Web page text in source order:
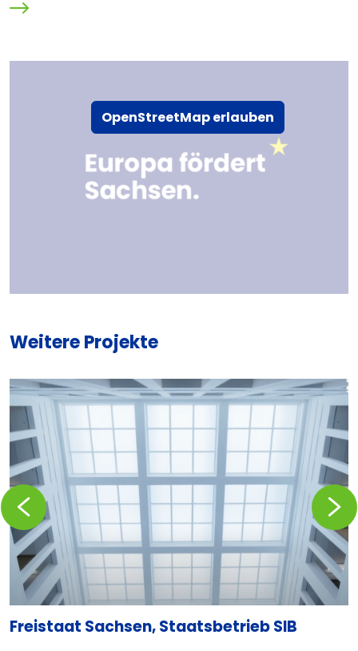
OpenStreetMap erlauben
Weitere Projekte
Freistaat Sachsen, Staatsbetrieb SIB
Zurückblättern